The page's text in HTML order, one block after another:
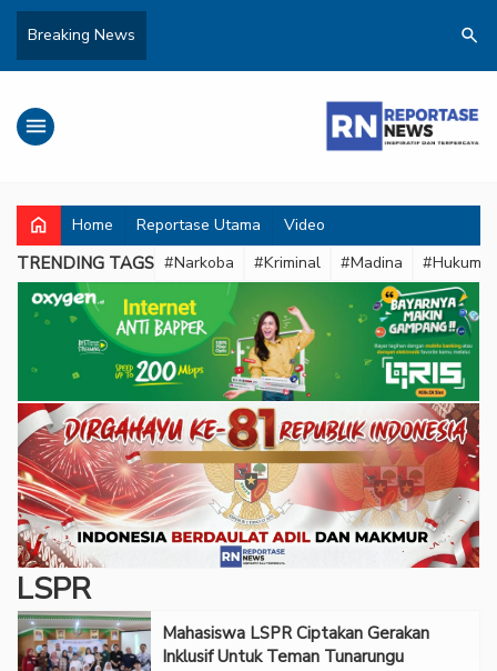
Breaking News search
menu
home Home Reportase Utama Video
TRENDING TAGS #Narkoba #Kriminal #Madina #Hukum
LSPR
Mahasiswa LSPR Ciptakan Gerakan
Inklusif Untuk Teman Tunarungu